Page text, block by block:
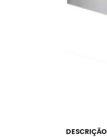
DESCRIÇÃO